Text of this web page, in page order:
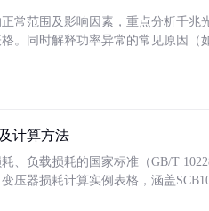
常范围及影响因素，重点分析千兆
。同时解释功率异常的常见原因
计算方法
、负载损耗的国家标准（GB/T
压器损耗计算实例表格，涵盖